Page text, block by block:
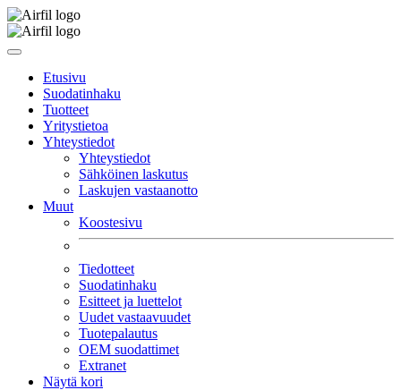
Etusivu
Suodatinhaku
Tuotteet
Yritystietoa
Yhteystiedot
Yhteystiedot
Sähköinen laskutus
Laskujen vastaanotto
Muut
Koostesivu
Tiedotteet
Suodatinhaku
Esitteet ja luettelot
Uudet vastaavuudet
Tuotepalautus
OEM suodattimet
Extranet
Näytä kori